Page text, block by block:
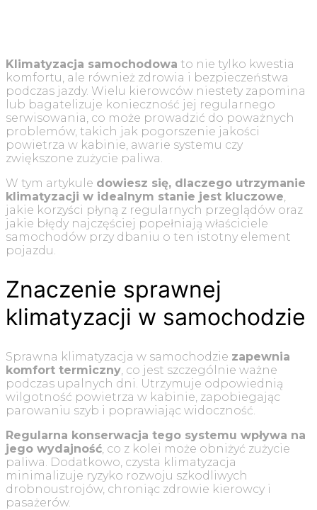
Klimatyzacja samochodowa to nie tylko kwestia
komfortu, ale również zdrowia i bezpieczeństwa
podczas jazdy. Wielu kierowców niestety zapomina
lub bagatelizuje konieczność jej regularnego
serwisowania, co może prowadzić do poważnych
problemów, takich jak pogorszenie jakości
powietrza w kabinie, awarie systemu czy
zwiększone zużycie paliwa.
W tym artykule dowiesz się, dlaczego utrzymanie
klimatyzacji w idealnym stanie jest kluczowe
jakie korzyści płyną z regularnych przeglądów oraz
jakie błędy najczęściej popełniają właściciele
samochodów przy dbaniu o ten istotny element
pojazdu.
Znaczenie sprawnej
klimatyzacji w samochodzie
Sprawna klimatyzacja w samochodzie zapewnia
komfort termiczny , co jest szczególnie ważne
podczas upalnych dni. Utrzymuje odpowiednią
wilgotność powietrza w kabinie, zapobiegając
parowaniu szyb i poprawiając widoczność.
Regularna konserwacja tego systemu wpływa na
jego wydajność , co z kolei może obniżyć zużycie
paliwa. Dodatkowo, czysta klimatyzacja
minimalizuje ryzyko rozwoju szkodliwych
drobnoustrojów, chroniąc zdrowie kierowcy i
pasażerów.